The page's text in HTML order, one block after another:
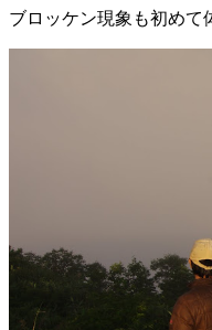
ブロッケン現象も初めて